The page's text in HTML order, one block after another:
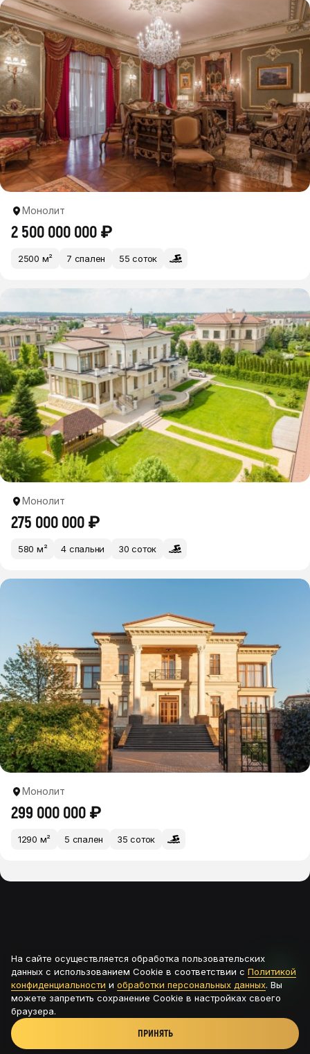
Монолит
2 500 000 000 ₽
2500 м² 7 спален 55 соток
Монолит
275 000 000 ₽
580 м² 4 спальни 30 соток
Монолит
299 000 000 ₽
1290 м² 5 спален 35 соток
На сайте осуществляется обработка пользовательских
данных с использованием Cookie в соответствии с Политикой
конфиденциальности и обработки персональных данных. Вы
можете запретить сохранение Cookie в настройках своего
браузера.
ПРИНЯТЬ